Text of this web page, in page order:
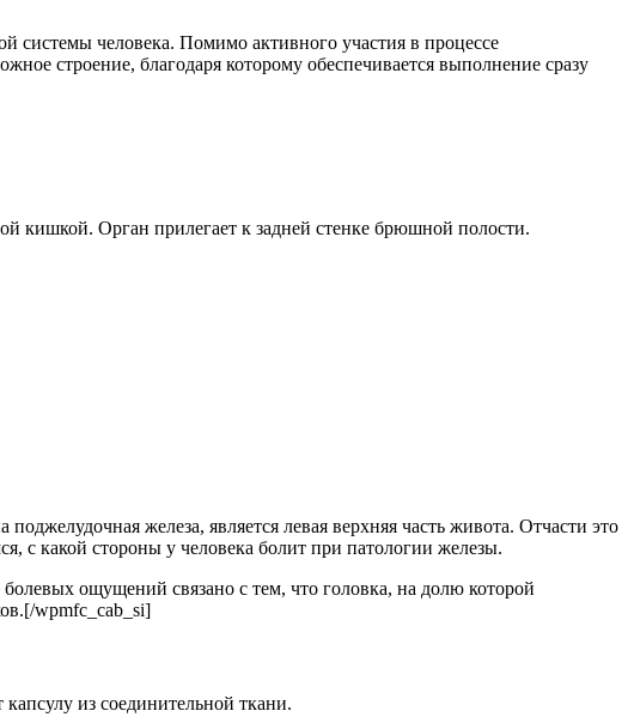
системы человека. Помимо активного участия в процессе
строение, благодаря которому обеспечивается выполнение сразу
кишкой. Орган прилегает к задней стенке брюшной полости.
железа, является левая верхняя часть живота. Отчасти это
с какой стороны у человека болит при патологии железы.
ощущений связано с тем, что головка, на долю которой
wpmfc_cab_si]
из соединительной ткани.